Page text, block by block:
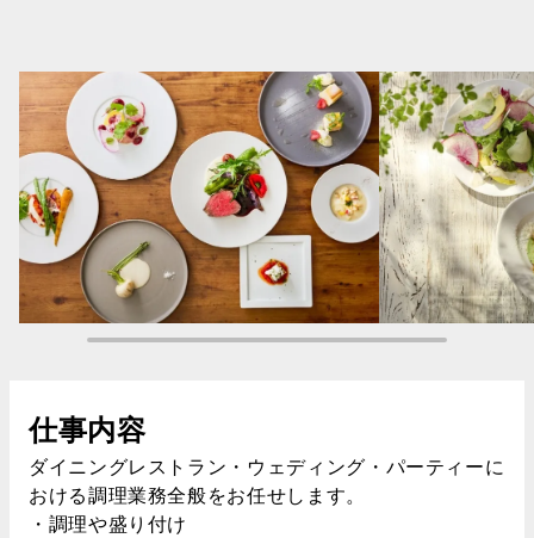
仕事内容
ダイニングレストラン・ウェディング・パーティーに
おける調理業務全般をお任せします。
・調理や盛り付け